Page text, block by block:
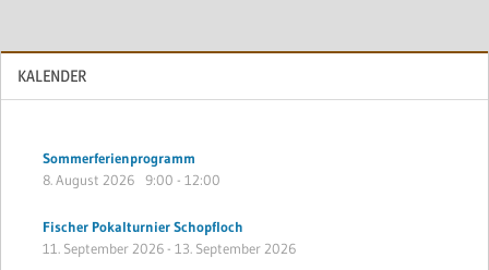
KALENDER
Sommerferienprogramm
8. August 2026 9:00 - 12:00
Fischer Pokalturnier Schopfloch
11. September 2026- 13. September 2026